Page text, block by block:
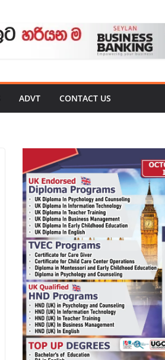
ADVT CONTACT US